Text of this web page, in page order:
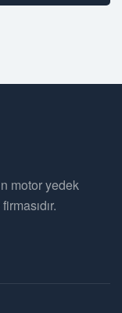
motor yedek